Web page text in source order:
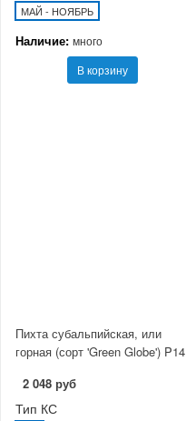
МАЙ - НОЯБРЬ
Наличие: много
В корзину
Пихта субальпийская, или
горная (сорт 'Green Globe') P14
2 048 руб
Тип КС